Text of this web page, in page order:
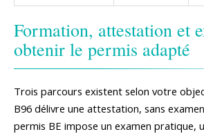
Formation, attestation et
obtenir le permis adapté
Trois parcours existent selon votre
B96 délivre une attestation, sans
permis BE impose un examen pratique,